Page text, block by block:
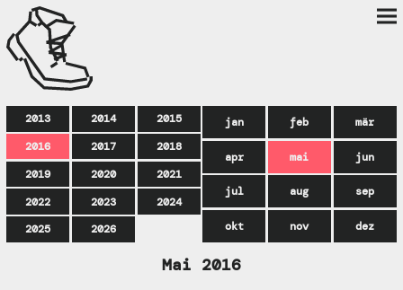
2013 2014
2015
2016
2017
2018
2019
2020
2021
2022
2023
2024
2025
2026
jan feb mär
apr mai jun
jul aug sep
okt nov dez
Mai 2016